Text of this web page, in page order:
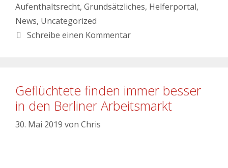
Aufenthaltsrecht, Grundsätzliches, Helferportal,
News, Uncategorized
Schreibe einen Kommentar
Geflüchtete finden immer besser
in den Berliner Arbeitsmarkt
30. Mai 2019 von Chris